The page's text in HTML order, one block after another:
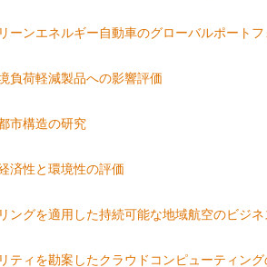
ーンエネルギー自動車のグローバルポート
負荷軽減製品への影響評価
市構造の研究
済性と環境性の評価
ングを適用した持続可能な地域航空のビジ
ティを勘案したクラウドコンピューティング